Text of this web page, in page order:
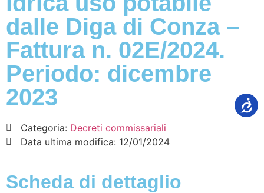
dalle Diga di Conza –
Fattura n. 02E/2024.
Periodo: dicembre
2023
Categoria: Decreti commissariali
Data ultima modifica: 12/01/2024
Scheda di dettaglio